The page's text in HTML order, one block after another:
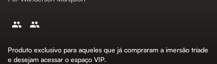
Produto exclusivo para aqueles que já compraram a imersão tríade
e desejam acessar o espaço VIP.